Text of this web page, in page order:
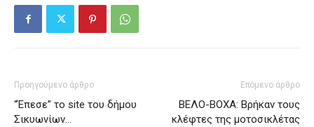
Προηγούμενο άρθρο
“Έπεσε” το site του δήμου
Σικυωνίων…
Επόμενο άρθρο
ΒΕΛΟ-ΒΟΧΑ: Βρήκαν τους
κλέφτες της μοτοσικλέτας